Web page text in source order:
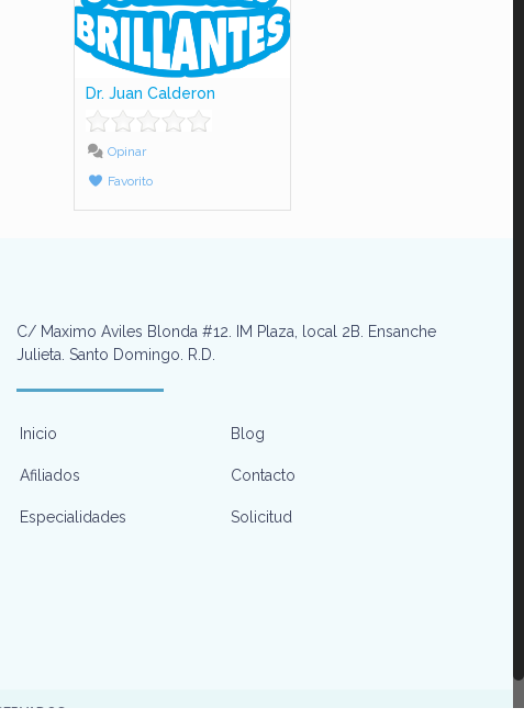
Dr. Juan Calderon
Opinar
Favorito
C/ Maximo Aviles Blonda #12. IM Plaza, local 2B. Ensanche
Julieta. Santo Domingo. R.D.
Inicio Blog
Afiliados Contacto
Especialidades Solicitud